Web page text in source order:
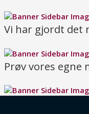
Vi har gjordt det
Prøv vores egne